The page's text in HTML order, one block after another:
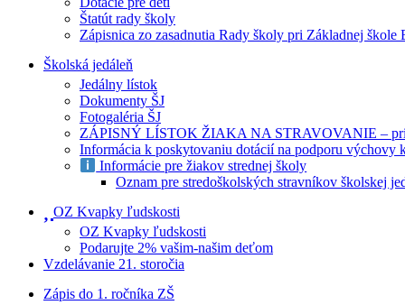
Štatút rady školy
Zápisnica zo zasadnutia Rady školy pri Základnej škole
Školská jedáleň
Jedálny lístok
Dokumenty ŠJ
Fotogaléria ŠJ
ZÁPISNÝ LÍSTOK ŽIAKA NA STRAVOVANIE –
Informácia k poskytovaniu dotácií na podporu výchovy
Informácie pre žiakov strednej školy
Oznam pre stredoškolských stravníkov školskej
OZ Kvapky ľudskosti
OZ Kvapky ľudskosti
Podarujte 2% vašim-našim deťom
Vzdelávanie 21. storočia
Zápis do 1. ročníka ZŠ